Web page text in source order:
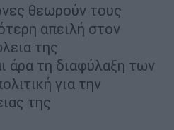
θεωρούν τους
απειλή στον
της
άρα τη διαφύλαξη των
για την
της